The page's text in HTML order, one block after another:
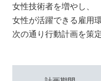
女性技術者を増やし、
女性が活躍できる雇用
次の通り行動計画を策定